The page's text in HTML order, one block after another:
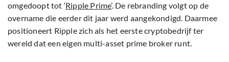
omgedoopt tot ‘Ripple Prime’. De rebranding volgt op de
overname die eerder dit jaar werd aangekondigd. Daarmee
positioneert Ripple zich als het eerste cryptobedrijf ter
wereld dat een eigen multi-asset prime broker runt.